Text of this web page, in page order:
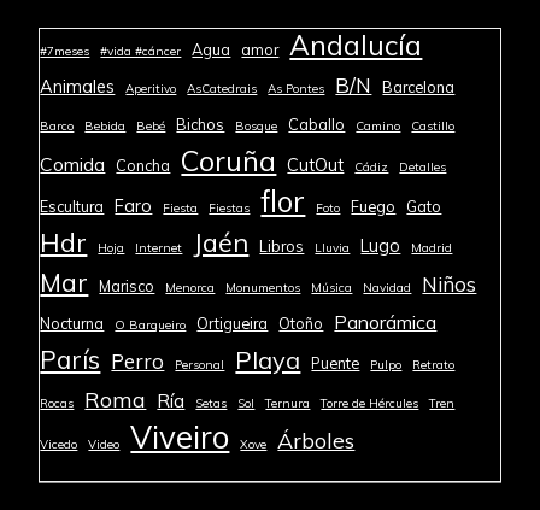
#7meses #vida #cáncer Agua amor Andalucía
Animales Aperitivo AsCatedrais As Pontes B/N Barcelona
Barco Bebida Bebé Bichos Bosque Caballo Camino Castillo
Comida Concha Coruña CutOut Cádiz Detalles
Escultura Faro Fiesta Fiestas flor Foto Fuego Gato
Hdr Hoja Internet Jaén Libros Lluvia Lugo Madrid
Mar Marisco Menorca Monumentos Música Navidad Niños
Nocturna O Barqueiro Ortigueira Otoño Panorámica
París Perro Personal Playa Puente Pulpo Retrato
Rocas Roma Ría Setas Sol Ternura Torre de Hércules Tren
Vicedo Video Viveiro Xove Árboles